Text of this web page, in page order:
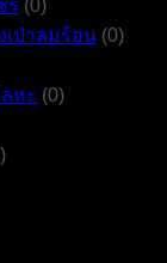
ร (0)
เป่าลมร้อน (0)
หะ (0)